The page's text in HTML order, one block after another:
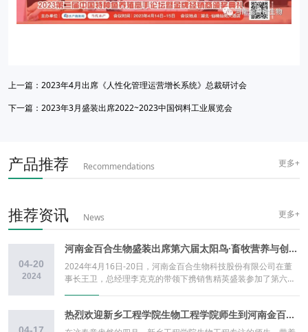
上一篇： 2023年4月出席《人性化管理运营增长系统》总裁研讨会
下一篇： 2023年3月盛装出席2022~2023中国饲料工业展览会
产品推荐 Recommendations 更多+
推荐资讯 News 更多+
04-20
2024
河南金百合生物盛装出席第六届太阳鸟·畜牧营养与创新大会和2024中国饲料工业展览会
2024年4月16日-20日，河南金百合生物科技股份有限公司在董
事长王卫，总经理李克克的带领下携销售精英盛装参加了第六届
2024中国饲料工业展的合影第六届太阳鸟·畜牧营养与创新大
会 4月16日-17日，备受瞩目的第六届太阳鸟·畜牧营养与创新大
热烈欢迎新乡工程学院生物工程学院师生到河南金百合生物参观学习！